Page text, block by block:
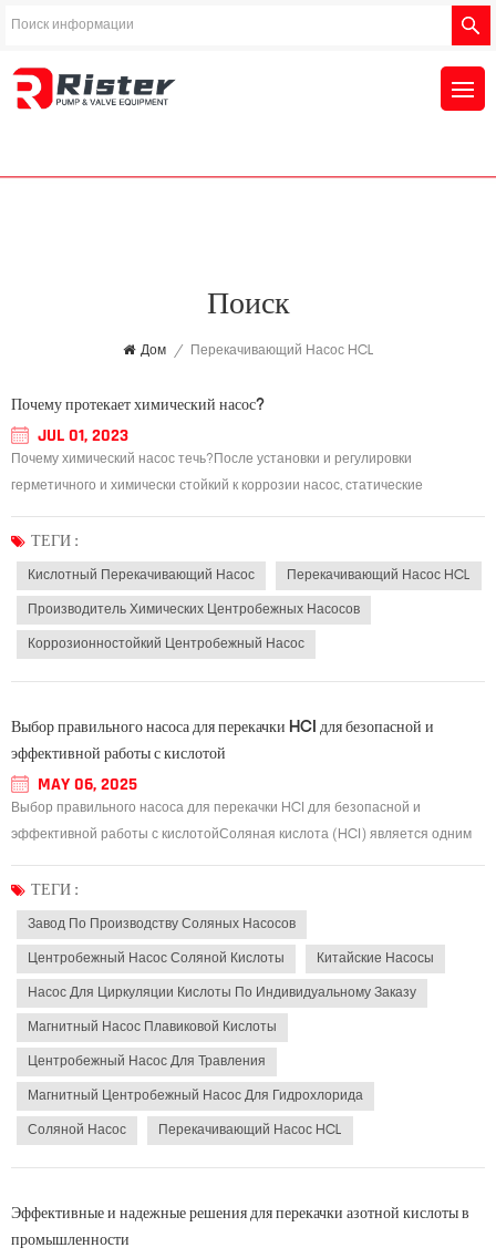
Поиск
Дом / Перекачивающий Насос HCL
Почему протекает химический насос?
JUL 01, 2023
Почему химический насос течь?После установки и регулировки
герметичного и химически стойкий к коррозии насос, статические
Если утечка небольшая, это в основном проблема уплотнения подвижного
кольца или неподвижного кольца: когда утечка...
ТЕГИ :
Кислотный Перекачивающий Насос Перекачивающий Насос HCL
Производитель Химических Центробежных Насосов
Коррозионностойкий Центробежный Насос
Выбор правильного насоса для перекачки HCl для безопасной и
эффективной работы с кислотой
MAY 06, 2025
Выбор правильного насоса для перекачки HCl для безопасной и
эффективной работы с кислотойСоляная кислота (HCl) является одним
применяемых в различных секторах, таких как химическое производство,
ТЕГИ :
Завод По Производству Соляных Насосов
Центробежный Насос Соляной Кислоты Китайские Насосы
Насос Для Циркуляции Кислоты По Индивидуальному Заказу
Магнитный Насос Плавиковой Кислоты
Центробежный Насос Для Травления
Магнитный Центробежный Насос Для Гидрохлорида
Соляной Насос Перекачивающий Насос HCL
Эффективные и надежные решения для перекачки азотной кислоты в
промышленности